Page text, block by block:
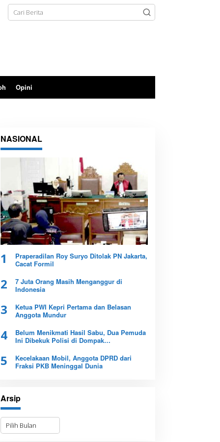
Opini
NASIONAL
1
Praperadilan Roy Suryo Ditolak PN Jakarta,
Cacat Formil
2
7 Juta Orang Masih Menganggur di
Indonesia
3
Ketua PWI Kepri Pertama dan Belasan
Anggota Mundur
4
Belum Menikmati Hasil Sabu, Dua Pemuda
Ini Dibekuk Polisi di Dompak
5
Kecelakaan Mobil, Anggota DPRD dari
Fraksi PKB Meninggal Dunia
Arsip
A
s